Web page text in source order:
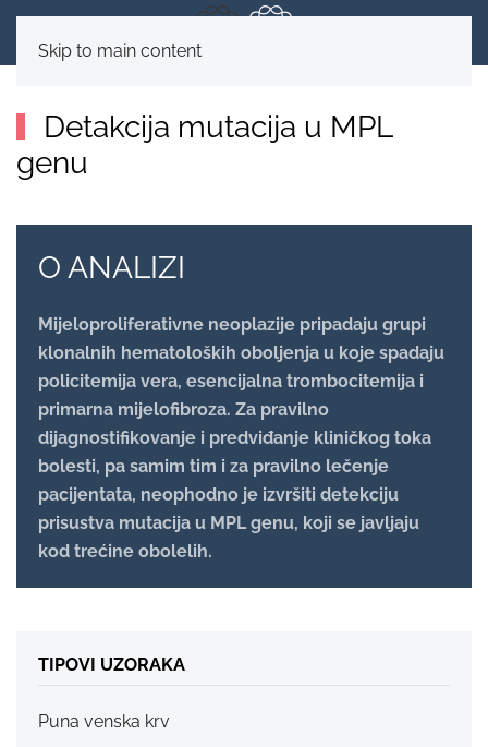
Skip to main content
Detakcija mutacija u MPL
genu
O ANALIZI
Mijeloproliferativne neoplazije pripadaju grupi
klonalnih hematoloških oboljenja u koje spadaju
policitemija vera, esencijalna trombocitemija i
primarna mijelofibroza. Za pravilno
dijagnostifikovanje i predviđanje kliničkog toka
bolesti, pa samim tim i za pravilno lečenje
pacijentata, neophodno je izvršiti detekciju
prisustva mutacija u MPL genu, koji se javljaju
kod trećine obolelih.
TIPOVI UZORAKA
Puna venska krv